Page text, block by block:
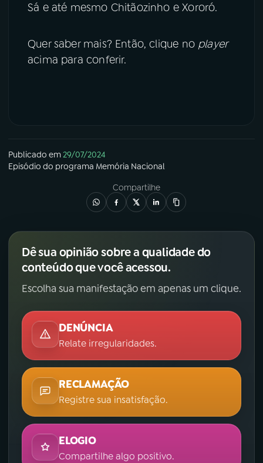
Sá e até mesmo Chitãozinho e Xororó.
Quer saber mais? Então, clique no player
acima para conferir.
Publicado em29/07/2024
Episódio do programa Memória Nacional
Compartilhe
Dê sua opinião sobre a qualidade do
conteúdo que você acessou.
Escolha sua manifestação em apenas um clique.
DENÚNCIA
Relate irregularidades.
RECLAMAÇÃO
Registre sua insatisfação.
ELOGIO
Compartilhe algo positivo.